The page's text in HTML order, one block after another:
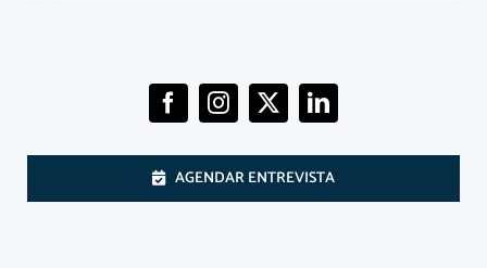
AGENDAR ENTREVISTA